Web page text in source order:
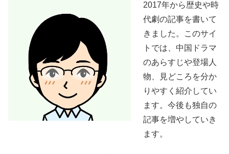
2017年から歴史や時
代劇の記事を書いて
きました。このサイ
トでは、中国ドラマ
のあらすじや登場人
物、見どころを分か
りやすく紹介してい
ます。今後も独自の
記事を増やしていき
ます。